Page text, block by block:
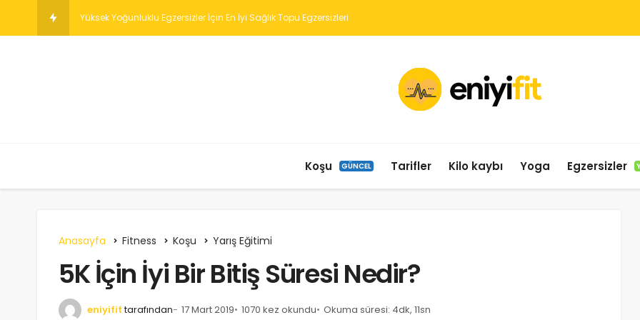
Yanan Ayakları veya Uyuş
Koşu GÜNCEL Tarifler Kilo kaybı Yoga Egzersizler
Anasayfa Fitness Koşu Yarış Eğitimi
5K İçin İyi Bir Bitiş Süresi Nedir?
eniyifit tarafından 17 Mart 2019 1070 kez okundu Okuma süresi: 4dk, 11sn